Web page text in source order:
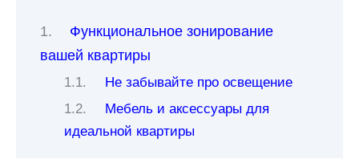
Функциональное зонирование
вашей квартиры
Не забывайте про освещение
Мебель и аксессуары для
идеальной квартиры